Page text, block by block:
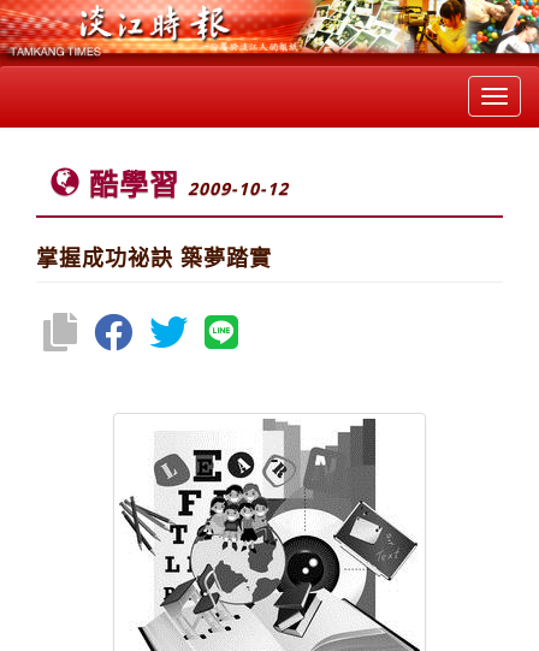
酷學習 2009-10-12
掌握成功祕訣 築夢踏實